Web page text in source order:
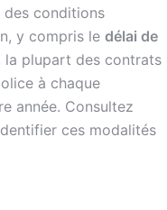
conditions
y compris le délai de
la plupart des contrats
à chaque
année. Consultez
ces modalités